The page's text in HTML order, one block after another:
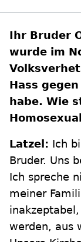
Ihr Bruder
wurde im
Hass
habe. Wie
Latzel: Ich
Bruder. Uns
Ich spreche
meiner
werden, aus